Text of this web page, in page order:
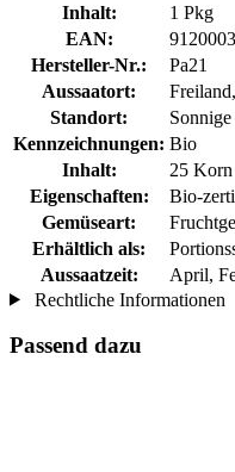
Inhalt:
1 Pkg
EAN:
Hersteller-Nr.:
Pa21
Aussaatort:
Standort:
Kennzeichnungen: Bio
Inhalt:
25 Korn
Eigenschaften:
Bio-
Gemüseart:
Erhältlich als:
Aussaatzeit:
April,
Rechtliche Informationen
Passend dazu